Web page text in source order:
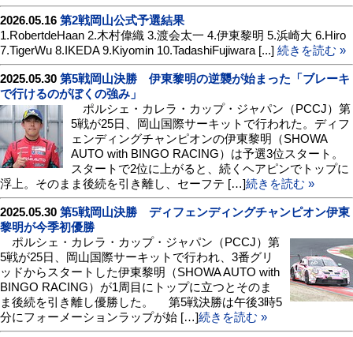
2026.05.16 第2戦岡山公式予選結果
1.RobertdeHaan 2.木村偉織 3.渡会太一 4.伊東黎明 5.浜崎大 6.Hiro
7.TigerWu 8.IKEDA 9.Kiyomin 10.TadashiFujiwara [...] 続きを読む »
2025.05.30 第5戦岡山決勝 伊東黎明の逆襲が始まった「ブレーキ
で行けるのがぼくの強み」
ポルシェ・カレラ・カップ・ジャパン（PCCJ）第
5戦が25日、岡山国際サーキットで行われた。ディフ
ェンディングチャンピオンの伊東黎明（SHOWA
AUTO with BINGO RACING）は予選3位スタート。
スタートで2位に上がると、続くヘアピンでトップに
浮上。そのまま後続を引き離し、セーフテ […]続きを読む »
2025.05.30 第5戦岡山決勝 ディフェンディングチャンピオン伊東
黎明が今季初優勝
ポルシェ・カレラ・カップ・ジャパン（PCCJ）第
5戦が25日、岡山国際サーキットで行われ、3番グリ
ッドからスタートした伊東黎明（SHOWA AUTO with
BINGO RACING）が1周目にトップに立つとそのま
ま後続を引き離し優勝した。 第5戦決勝は午後3時5
分にフォーメーションラップが始 […]続きを読む »